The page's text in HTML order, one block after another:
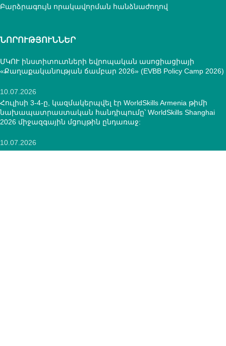
Բարձրագույն որակավորման հանձնաժողով
ՆՈՐՈՒԹՅՈՒՆՆԵՐ
ՄԿՈՒ ինստիտուտների եվրոպական ասոցիացիայի
«Քաղաքականության ճամբար 2026» (EVBB Policy Camp 2026)
10.07.2026
Հուլիսի 3-4-ը, կազմակերպվել էր WorldSkills Armenia թիմի
նախապատրաստական հանդիպումը՝ WorldSkills Shanghai
2026 միջազգային մցույթին ընդառաջ:
10.07.2026